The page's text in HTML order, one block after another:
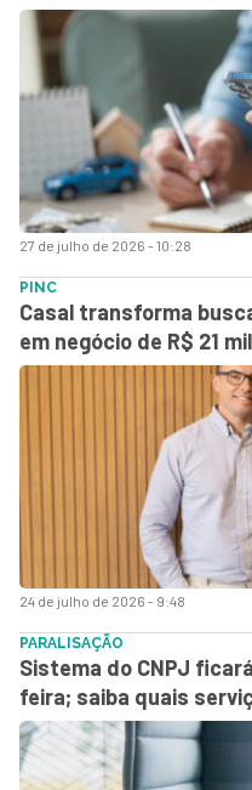
27 de julho de 2026 - 10:28
24 de julho de 2026 - 9:48
PINC
Casal transforma
em negócio de R$ 21
PARALISAÇÃO
Sistema do CNPJ
feira; saiba quais